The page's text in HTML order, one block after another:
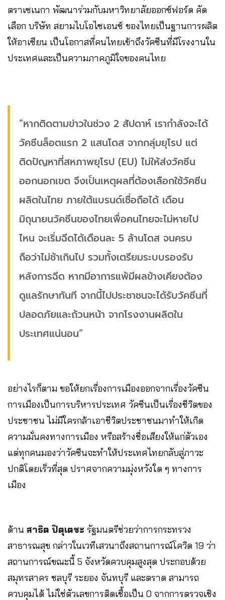
ตราเซเนกา พัฒนาร่วมกับมหาวิทยาลัยออกซ์ฟอร์ด คัด
เลือก บริษัท สยามไบโอไซเอนซ์ ของไทยเป็นฐานการผลิต
ให้อาเซียน เป็นโอกาสที่คนไทยเข้าถึงวัคซีนที่มีโรงงานใน
ประเทศและเป็นความภาคภูมิใจของคนไทย
“หากติดตามข่าวในช่วง 2 สัปดาห์ เรากำลังจะได้
วัคซีนล็อตแรก 2 แสนโดส จากกลุ่มยุโรป แต่
ติดปัญหาที่สหภาพยุโรป (EU) ไม่ให้ส่งวัคซีน
ออกนอกเขต จึงเป็นเหตุผลที่ต้องเลือกใช้วัคซีน
ผลิตในไทย ภายใต้แบรนด์เชื่อถือได้ เดือน
มิถุนายนวัคซีนของไทยเพื่อคนไทยจะไม่หายไป
ไหน จะเริ่มฉีดได้เดือนละ 5 ล้านโดส จนครบ
ถือว่าไม่ช้าเกินไป รวมทั้งเตรียมระบบรองรับ
หลังการฉีด หากมีอาการแพ้มีผลข้างเคียงต้อง
ดูแลรักษาทันที จากนี้ไปประชาชนจะได้รับวัคซีนที่
ปลอดภัยและถ้วนหน้า จากโรงงานผลิตใน
ประเทศแน่นอน”
อย่างไรก็ตาม ขอให้ยกเรื่องการเมืองออกจากเรื่องวัคซีน
การเมืองเป็นการบริหารประเทศ วัคซีนเป็นเรื่องชีวิตของ
ประชาชน ไม่มีใครกล้าเอาชีวิตประชาชนมาทำให้เกิด
ความมั่นคงทางการเมือง หรือสร้างชื่อเสียงให้แก่ตัวเอง
แต่ทุกคนมองว่าวัคซีนจะทำให้ประเทศไทยกลับสู่ภาวะ
ปกติโดยเร็วที่สุด ปราศจากความมุ่งหวังใด ๆ ทางการ
เมือง
ด้าน สาธิต ปิตุเตชะ รัฐมนตรีช่วยว่าการกระทรวง
สาธารณสุข กล่าวในเวทีเสวนาถึงสถานการณ์โควิด 19 ว่า
สถานการณ์ขณะนี้ 5 จังหวัดควบคุมสูงสุด ประกอบด้วย
สมุทรสาคร ชลบุรี ระยอง จันทบุรี และตราด สามารถ
ควบคุมได้ ไม่ใช่ตัวเลขการติดเชื้อเป็น 0 จากการตรวจเชิง